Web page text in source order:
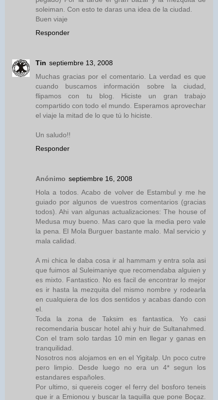
soleiman. Con esto te daras una idea de la ciudad.
Buen viaje
Responder
Tin septiembre 13, 2008
Muchas gracias por el comentario. La verdad es que
cuando buscamos información sobre la ciudad,
flipamos con tu blog. Hiciste un gran trabajo
compartido con todo el mundo. Esperamos aprovechar
el viaje la mitad de lo que tú lo hiciste.
Un saludo!!
Responder
Anónimo septiembre 16, 2008
Hola a todos. Acabo de volver de Estambul y me he
guiado por algunos de vuestros comentarios (gracias
todos). Ahi van algunas actualizaciones: The house of
Medusa muy bueno. Mas caro que la media pero vale
la pena. El Mola Burguer bastante malo. Mal servicio y
mala calidad.
A mi chica le daba cosa ir al hammam y entra sola asi
que fuimos al Suleimaniye que recomendaba alguien y
es mixto. Fantastico. No es facil de encontrar lo mejor
es ir hasta la mezquita del mismo nombre y rodearla
en cualquiera de los dos sentidos y acabas dando con
el.
Toda la zona de Taksim es fantastica. Yo casi
recomendaria buscar hotel ahi y huir de Sultanahmed.
Con el tram solo tardas 10 min en llegar y ganas en
tranquilidad.
Nosotros nos alojamos en en el Yigitalp. Un poco cutre
pero limpio. Desde luego no era un 4* segun los
estandares españoles.
Por ultimo, si quereis coger el ferry del bosforo teneis
que ir a Emionou y buscar la taquilla que pone Boçaz.